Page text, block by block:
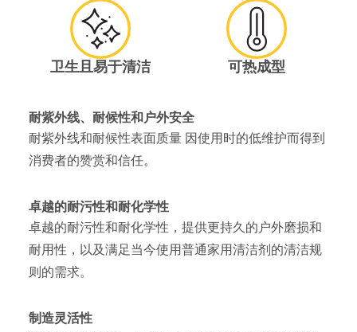
卫生且易于清洁 可热成型
耐紫外线、耐候性和户外安全
耐紫外线和耐候性表面质量 因使用时的低维护而得到
消费者的赞赏和信任。
卓越的耐污性和耐化学性
卓越的耐污性和耐化学性，提供更持久的户外磨损和
耐用性，以及满足当今使用普通家用清洁剂的清洁规
则的需求。
制造灵活性